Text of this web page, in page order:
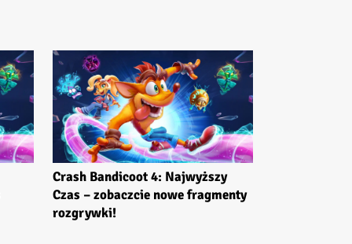
Crash Bandicoot 4: Najwyższy
Czas – zobaczcie nowe fragmenty
rozgrywki!